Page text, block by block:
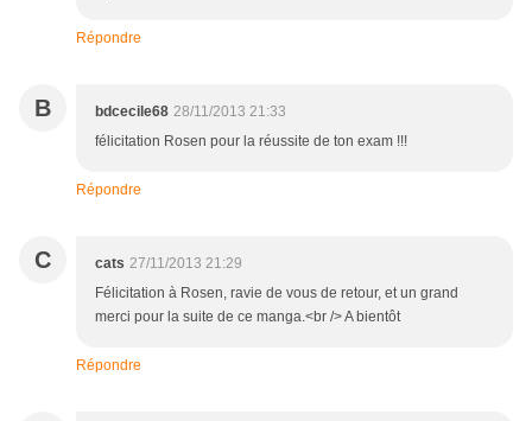
Répondre
B bdcecile68 28/11/2013 21:33
félicitation Rosen pour la réussite de ton exam !!!
Répondre
C cats 27/11/2013 21:29
Félicitation à Rosen, ravie de vous de retour, et un grand
merci pour la suite de ce manga.<br /> A bientôt
Répondre